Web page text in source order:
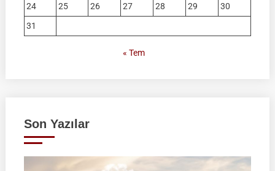
24
25 26 27 28 29
30
31
« Tem
Son Yazılar